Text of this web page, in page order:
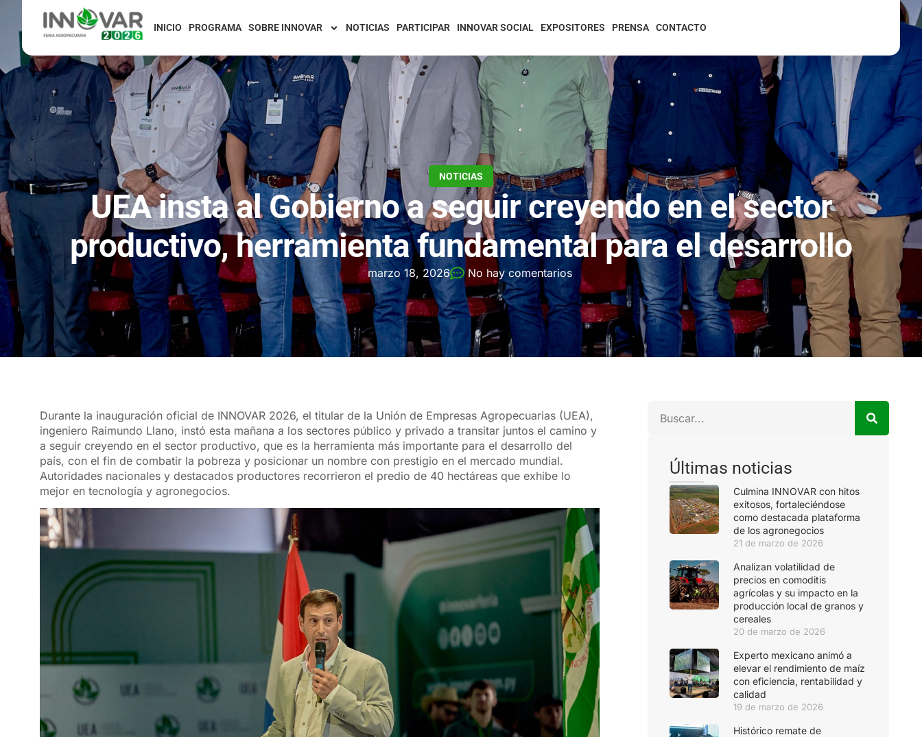
INICIO PROGRAMA SOBRE INNOVAR NOTICIAS PARTICIPAR INNOVAR SOCIAL EXPOSITORES PRENSA CONTACTO
NOTICIAS
UEA insta al Gobierno a seguir creyendo en el sector
productivo, herramienta fundamental para el desarrollo
marzo 18, 2026 No hay comentarios
Durante la inauguración oficial de INNOVAR 2026, el titular de la Unión de Empresas Agropecuarias (UEA),
ingeniero Raimundo Llano, instó esta mañana a los sectores público y privado a transitar juntos el camino y
a seguir creyendo en el sector productivo, que es la herramienta más importante para el desarrollo del
país, con el fin de combatir la pobreza y posicionar un nombre con prestigio en el mercado mundial.
Autoridades nacionales y destacados productores recorrieron el predio de 40 hectáreas que exhibe lo
mejor en tecnología y agronegocios.
Últimas noticias
Culmina INNOVAR con hitos
exitosos, fortaleciéndose
como destacada plataforma
de los agronegocios
21 de marzo de 2026
Analizan volatilidad de
precios en comoditis
agrícolas y su impacto en la
producción local de granos y
cereales
20 de marzo de 2026
Experto mexicano animó a
elevar el rendimiento de maíz
con eficiencia, rentabilidad y
calidad
19 de marzo de 2026
Histórico remate de